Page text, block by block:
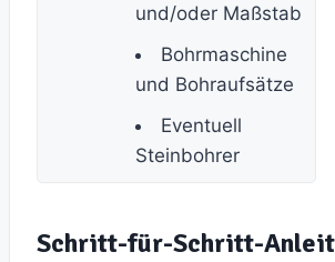
und/oder Maßstab
Bohrmaschine
und Bohraufsätze
Eventuell
Steinbohrer
Schritt-für-Schritt-